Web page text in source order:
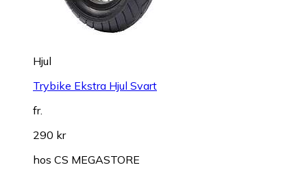
Hjul
Trybike Ekstra Hjul Svart
fr.
290 kr
hos CS MEGASTORE